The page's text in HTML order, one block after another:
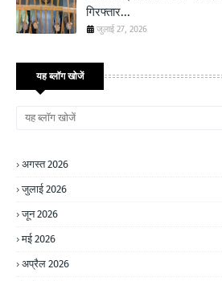
गिरफ्तार...
जुलाई 27, 2026
यह ब्लॉग खोजें
अगस्त 2026
जुलाई 2026
जून 2026
मई 2026
अप्रैल 2026